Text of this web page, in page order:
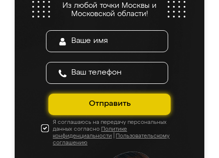
Из любой точки Москвы и
Московской области!
Отправить
Я соглашаюсь на передачу персональных
данных согласно Политике
конфиденциальности
Пользовательскому
соглашению